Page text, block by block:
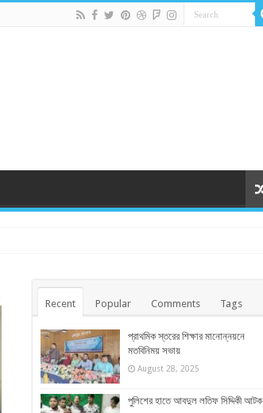
Recent Popular Comments Tags
প্রাথমিক স্তরের শিক্ষার মানোন্নয়নে
মতবিনিময় সভায়
August 28, 2025
পুলিশের হাতে আবদুল লতিফ সিদ্দিকী আটক